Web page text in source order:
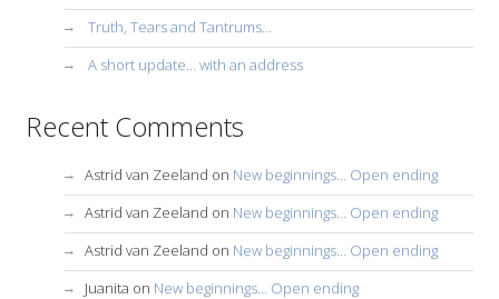
Truth, Tears and Tantrums…
A short update… with an address
Recent Comments
Astrid van Zeeland on New beginnings… Open ending
Astrid van Zeeland on New beginnings… Open ending
Astrid van Zeeland on New beginnings… Open ending
Juanita on New beginnings… Open ending